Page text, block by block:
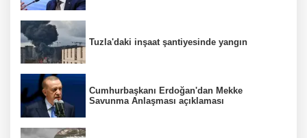
Tuzla'daki inşaat şantiyesinde yangın
Cumhurbaşkanı Erdoğan'dan Mekke
Savunma Anlaşması açıklaması